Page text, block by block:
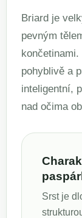
Briard je
pevným
pohyblivě a
inteligentní,
nad očima
Srst je